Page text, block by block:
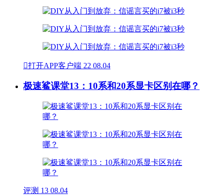
打开APP客户端 22 08.04
极速鲨课堂13：10系和20系显卡区别在哪？
评测 13 08.04